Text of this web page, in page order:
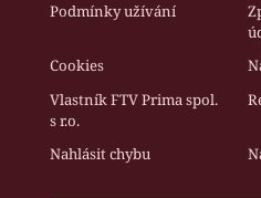
Podmínky užívání
Cookies
Vlastník FTV Prima spol.
s r.o.
Nahlásit chybu